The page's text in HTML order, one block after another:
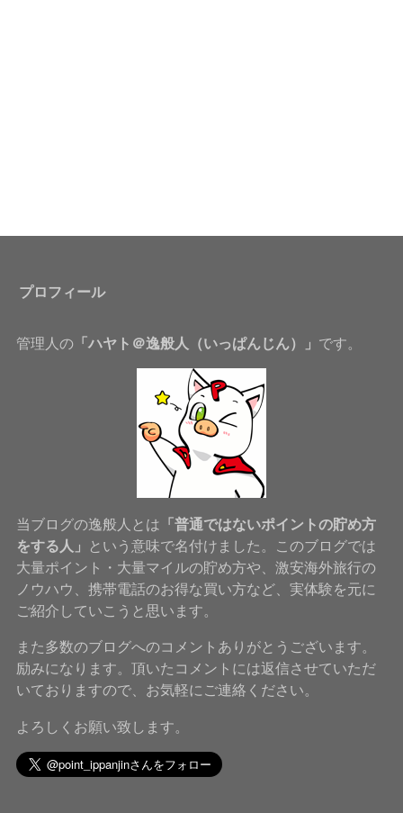
プロフィール
管理人の「ハヤト＠逸般人（いっぱんじん）」 です。
当ブログの逸般人とは 「普通ではないポイントの貯め方
をする人」
という意味で名付けました。このブログでは
大量ポイント・大量マイルの貯め方や、激安海外旅行の
ノウハウ、携帯電話のお得な買い方など、実体験を元に
ご紹介していこうと思います。
また多数のブログへのコメントありがとうございます。
励みになります。頂いたコメントには返信させていただ
いておりますので、お気軽にご連絡ください。
よろしくお願い致します。